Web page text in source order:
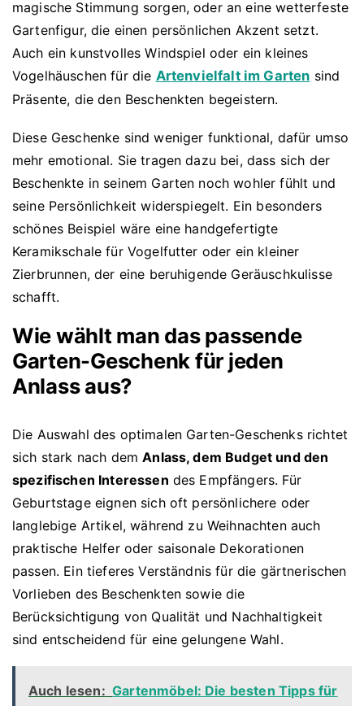
magische Stimmung sorgen, oder an eine wetterfeste
Gartenfigur, die einen persönlichen Akzent setzt.
Auch ein kunstvolles Windspiel oder ein kleines
Vogelhäuschen für die Artenvielfalt im Garten sind
Präsente, die den Beschenkten begeistern.
Diese Geschenke sind weniger funktional, dafür umso
mehr emotional. Sie tragen dazu bei, dass sich der
Beschenkte in seinem Garten noch wohler fühlt und
seine Persönlichkeit widerspiegelt. Ein besonders
schönes Beispiel wäre eine handgefertigte
Keramikschale für Vogelfutter oder ein kleiner
Zierbrunnen, der eine beruhigende Geräuschkulisse
schafft.
Wie wählt man das passende
Garten-Geschenk für jeden
Anlass aus?
Die Auswahl des optimalen Garten-Geschenks richtet
sich stark nach demAnlass, dem Budget und den
spezifischen Interessen des Empfängers. Für
Geburtstage eignen sich oft persönlichere oder
langlebige Artikel, während zu Weihnachten auch
praktische Helfer oder saisonale Dekorationen
passen. Ein tieferes Verständnis für die gärtnerischen
Vorlieben des Beschenkten sowie die
Berücksichtigung von Qualität und Nachhaltigkeit
sind entscheidend für eine gelungene Wahl.
Auch lesen: Gartenmöbel: Die besten Tipps für